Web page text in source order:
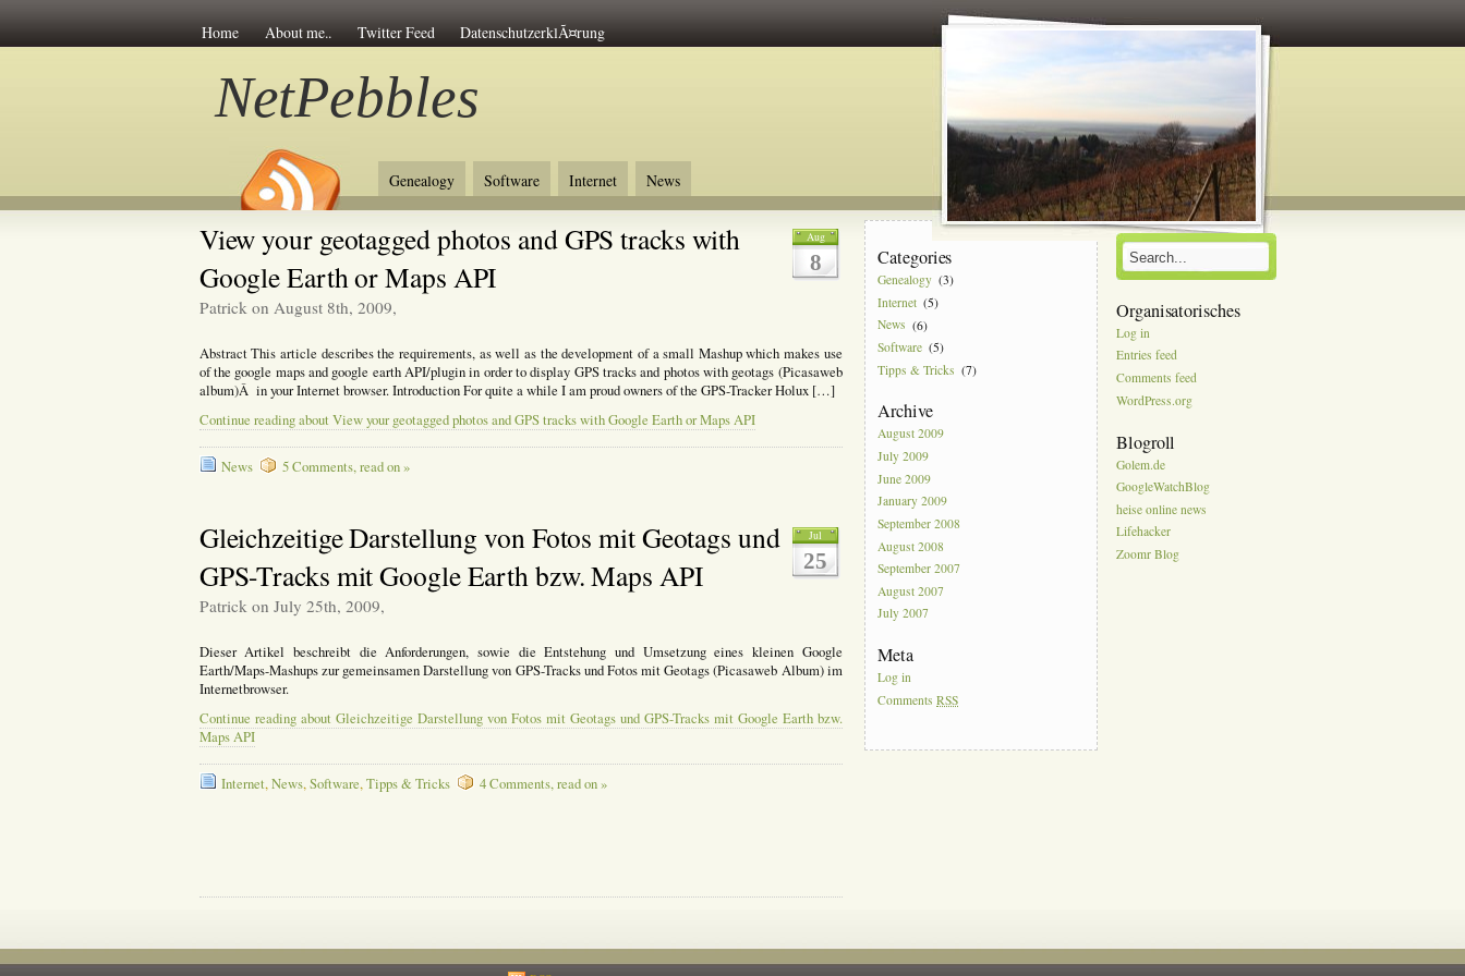
Home About me.. Twitter Feed DatenschutzerklÃ¤rung
NetPebbles
Genealogy Software Internet News
Aug
8
View your geotagged photos and GPS tracks with
Google Earth or Maps API
Patrick on August 8th, 2009,
Abstract This article describes the requirements, as well as the development of a small Mashup which makes use
of the google maps and google earth API/plugin in order to display GPS tracks and photos with geotags (Picasaweb
album)Â in your Internet browser. Introduction For quite a while I am proud owners of the GPS-Tracker Holux […]
Continue reading about View your geotagged photos and GPS tracks with Google Earth or Maps API
News 5 Comments, read on »
Jul
25
Gleichzeitige Darstellung von Fotos mit Geotags und
GPS-Tracks mit Google Earth bzw. Maps API
Patrick on July 25th, 2009,
Dieser Artikel beschreibt die Anforderungen, sowie die Entstehung und Umsetzung eines kleinen Google
Earth/Maps-Mashups zur gemeinsamen Darstellung von GPS-Tracks und Fotos mit Geotags (Picasaweb Album) im
Internetbrowser.
Continue reading about Gleichzeitige Darstellung von Fotos mit Geotags und GPS-Tracks mit Google Earth bzw.
Maps API
Internet,News,Software,Tipps & Tricks 4 Comments, read on »
Categories
Genealogy (3)
Internet (5)
News (6)
Software (5)
Tipps & Tricks (7)
Archive
August 2009
July 2009
June 2009
January 2009
September 2008
August 2008
September 2007
August 2007
July 2007
Meta
Log in
CommentsRSS
Organisatorisches
Log in
Entries feed
Comments feed
WordPress.org
Blogroll
Golem.de
GoogleWatchBlog
heise online news
Lifehacker
Zoomr Blog